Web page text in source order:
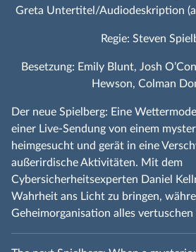
Greta Untertitel/Audiodeskription
Regie: Steven
Besetzung: Emily Blunt, Josh
Hewson, Colman
Der neue Spielberg: Eine
einer Live-Sendung von einem
heimgesucht und gerät in eine
außerirdische Aktivitäten. Mit dem
Cybersicherheitsexperten Daniel
Wahrheit ans Licht zu bringen,
Geheimorganisation alles